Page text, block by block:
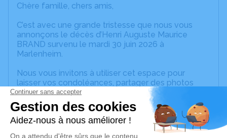
Chère famille, chers amis,
C’est avec une grande tristesse que nous vous
annonçons le décès d’Henri Auguste Maurice
BRAND survenu le mardi 30 juin 2026 à
Marlenheim.
Nous vous invitons à utiliser cet espace pour
laisser vos condoléances, partager des photos
souvenirs, une anecdote ou exprimer vos pensées
à travers des poèmes ou des textes. Cet endroit
est un lieu d'expression dédié à honorer la
mémoire d’Henri Auguste Maurice BRAND.